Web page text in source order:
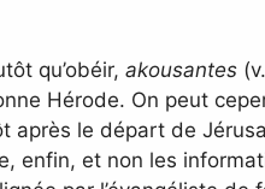
qu’obéir, akousantes
Hérode. On peut
le départ de
enfin, et non les